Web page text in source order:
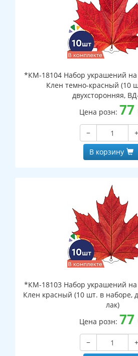
*КМ-18104 Набор украшений на
Клен темно-красный (10
двухсторонняя,
Цена розн: 77
−
+
В корзину
*КМ-18103 Набор украшений на
Клен красный (10 шт. в наборе,
лак)
Цена розн: 77
−
+